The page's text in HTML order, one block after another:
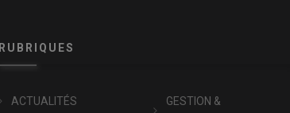
RUBRIQUES
ACTUALITÉS GESTION &